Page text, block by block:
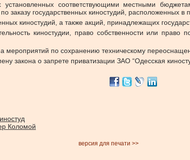
соответствующими местными
заказу государственных киностудий, расположенных
киностудий, а также акций, принадлежащих
киностудии, право собственности или право
мероприятий по сохранению техническому
закона о запрете приватизации ЗАО “Одесская
Коломой
версия для печати >>